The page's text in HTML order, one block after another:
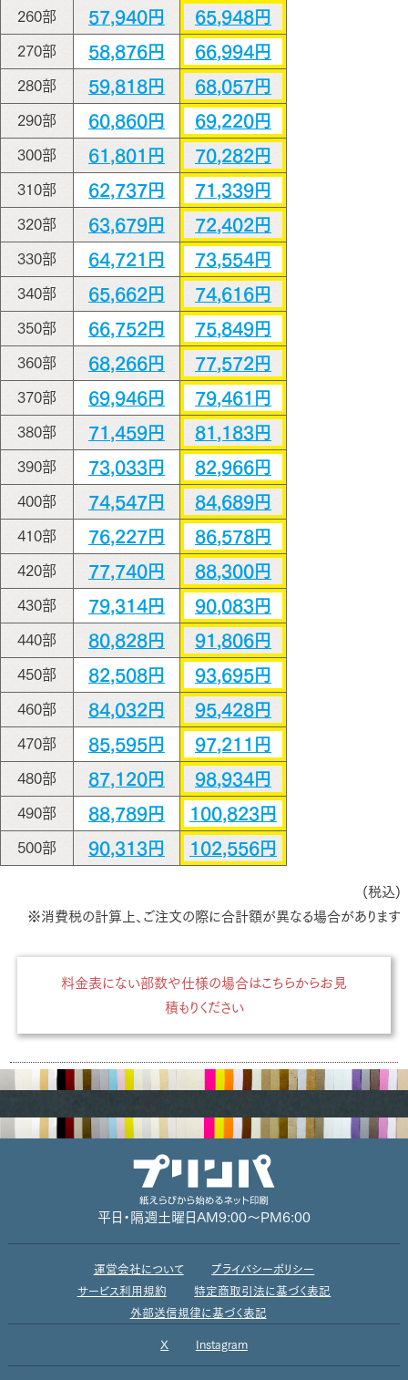
260部 57,940円 65,948円
270部 58,876円 66,994円
280部 59,818円 68,057円
290部 60,860円 69,220円
300部 61,801円 70,282円
310部 62,737円 71,339円
320部 63,679円 72,402円
330部 64,721円 73,554円
340部 65,662円 74,616円
350部 66,752円 75,849円
360部 68,266円 77,572円
370部 69,946円 79,461円
380部 71,459円 81,183円
390部 73,033円 82,966円
400部 74,547円 84,689円
410部 76,227円 86,578円
420部 77,740円 88,300円
430部 79,314円 90,083円
440部 80,828円 91,806円
450部 82,508円 93,695円
460部 84,032円 95,428円
470部 85,595円 97,211円
480部 87,120円 98,934円
490部 88,789円 100,823円
500部 90,313円 102,556円
(税込)
※消費税の計算上、ご注文の際に合計額が異なる場合があります
料金表にない部数や仕様の場合はこちらからお見
積もりください
平日・隔週土曜日 AM9:00～PM6:00
運営会社について
プライバシーポリシー
サービス利用規約
特定商取引法に基づく表記
外部送信規律に基づく表記
X Instagram